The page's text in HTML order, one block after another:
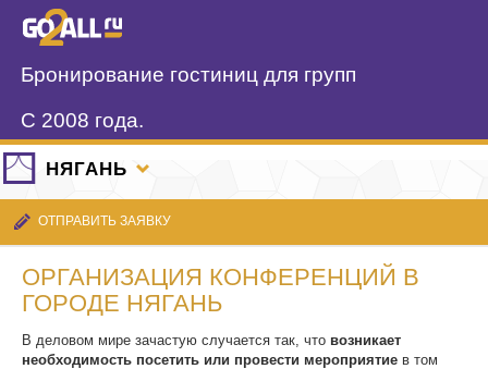
Бронирование гостиниц для групп
С 2008 года.
НЯГАНЬ
ОТПРАВИТЬ ЗАЯВКУ
ОРГАНИЗАЦИЯ КОНФЕРЕНЦИЙ В
ГОРОДЕ НЯГАНЬ
В деловом мире зачастую случается так, что возникает
необходимость посетить или провести мероприятие в том